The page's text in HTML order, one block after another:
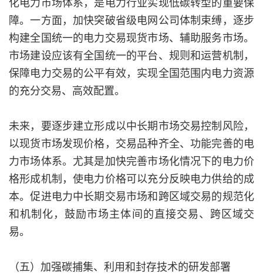
障。一方面，加快突破省级电网公司体制束缚，逐步
构建全国统一的电力交易现货市场、辅助服务市场。
市场建设应该有全国统一的平台、规则和运营机制，
保障电力交易的公平有效，实现全国范围内电力资源
的充分交易、高效配置。
未来，要逐步建立形成以中长期市场交易控制风险，
以现货市场发现价格，交易品种齐全、功能完善的电
力市场体系。尤其是加快完善市场化情况下的电力价
格形成机制，使电力价格可以充分反映电力供给的成
本。促进电力中长期交易市场和跨区域交易的规范化
和机制化，鼓励市场主体间的直接交易、跨区域交
易。
（五）加强碳捕集、利用和封存技术的研发部署